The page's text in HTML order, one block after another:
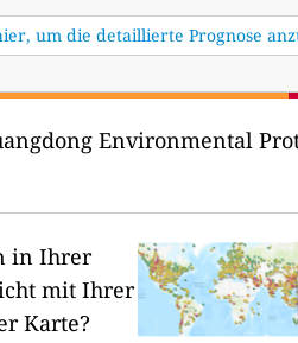
um die detaillierte Prognose
Environmental
in Ihrer
mit Ihrer
Karte?